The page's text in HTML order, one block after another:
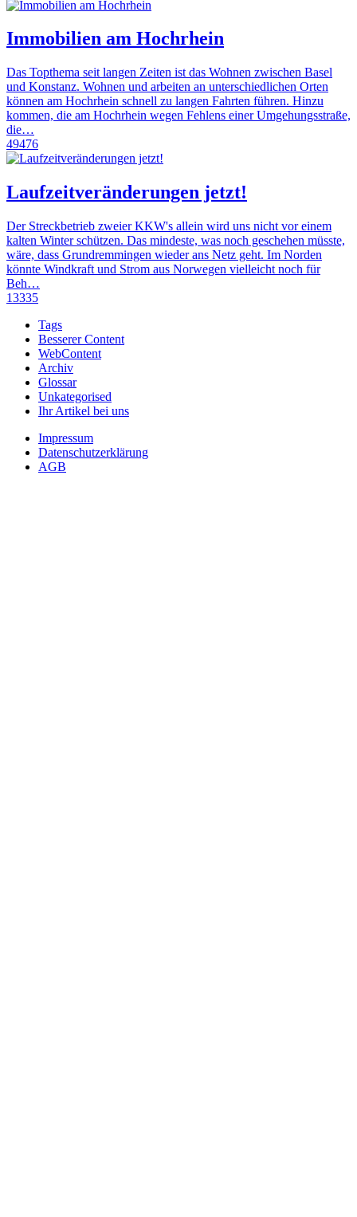
Immobilien am Hochrhein
Das Topthema seit langen Zeiten ist das Wohnen zwischen Basel
und Konstanz. Wohnen und arbeiten an unterschiedlichen Orten
können am Hochrhein schnell zu langen Fahrten führen. Hinzu
kommen, die am Hochrhein wegen Fehlens einer Umgehungsstraße,
die…
49476
Laufzeitveränderungen jetzt!
Der Streckbetrieb zweier KKW's allein wird uns nicht vor einem
kalten Winter schützen. Das mindeste, was noch geschehen müsste,
wäre, dass Grundremmingen wieder ans Netz geht. Im Norden
könnte Windkraft und Strom aus Norwegen vielleicht noch für
Beh…
13335
Tags
Besserer Content
WebContent
Archiv
Glossar
Unkategorised
Ihr Artikel bei uns
Impressum
Datenschutzerklärung
AGB